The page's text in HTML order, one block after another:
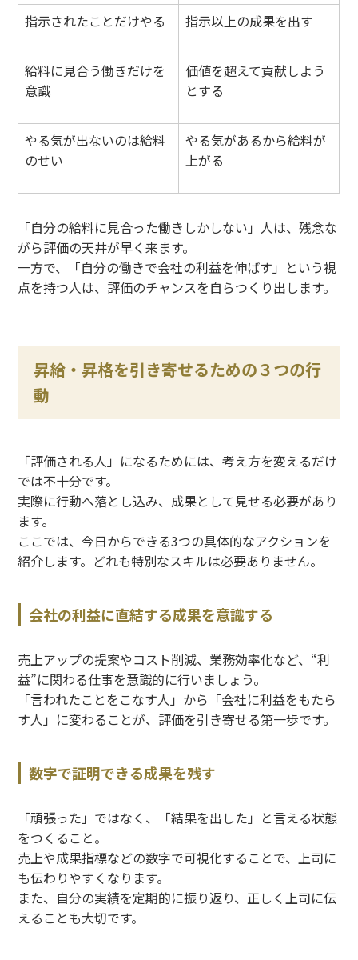
指示されたことだけやる 指示以上の成果を出す
給料に見合う働きだけを
意識
価値を超えて貢献しよう
とする
やる気が出ないのは給料
のせい
やる気があるから給料が
上がる
「自分の給料に見合った働きしかしない」人は、残念な
がら評価の天井が早く来ます。
一方で、「自分の働きで会社の利益を伸ばす」という視
点を持つ人は、評価のチャンスを自らつくり出します。
昇給・昇格を引き寄せるための３つの行
動
「評価される人」になるためには、考え方を変えるだけ
では不十分です。
実際に行動へ落とし込み、成果として見せる必要があり
ます。
ここでは、今日からできる3つの具体的なアクションを
紹介します。どれも特別なスキルは必要ありません。
会社の利益に直結する成果を意識する
売上アップの提案やコスト削減、業務効率化など、 “利
益”に関わる仕事を意識的に行いましょう。
「言われたことをこなす人」から「会社に利益をもたら
す人」に変わることが、評価を引き寄せる第一歩です。
数字で証明できる成果を残す
「頑張った」ではなく、「結果を出した」と言える状態
をつくること。
売上や成果指標などの数字で可視化することで、上司に
も伝わりやすくなります。
また、自分の実績を定期的に振り返り、正しく上司に伝
えることも大切です。